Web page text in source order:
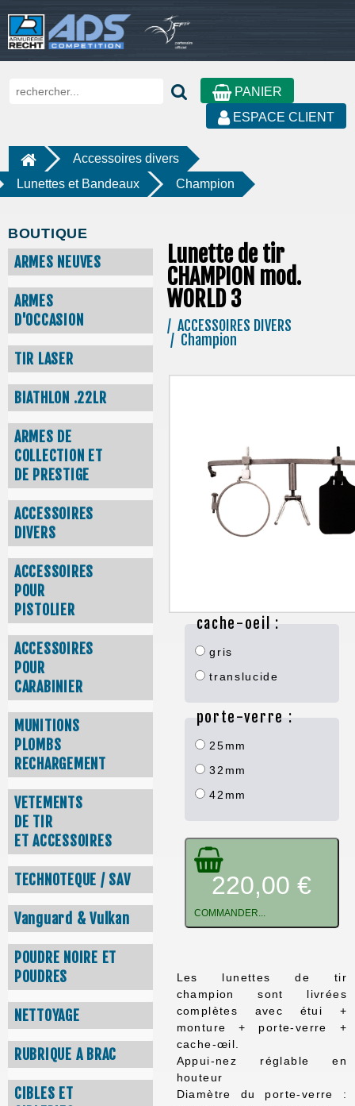
PANIER
ESPACE CLIENT
Accessoires divers
Lunettes et Bandeaux
Champion
BOUTIQUE
ARMES NEUVES
ARMES
D'OCCASION
TIR LASER
BIATHLON .22LR
ARMES DE
COLLECTION ET
DE PRESTIGE
ACCESSOIRES
DIVERS
ACCESSOIRES
POUR
PISTOLIER
ACCESSOIRES
POUR
CARABINIER
MUNITIONS
PLOMBS
RECHARGEMENT
VETEMENTS
DE TIR
ET ACCESSOIRES
TECHNOTEQUE / SAV
Vanguard & Vulkan
POUDRE NOIRE ET
POUDRES
NETTOYAGE
RUBRIQUE A BRAC
CIBLES ET
Lunette de tir
CHAMPION mod.
WORLD 3
/ ACCESSOIRES DIVERS
/ Champion
cache-oeil :
gris
translucide
porte-verre :
25mm
32mm
42mm
220,00 €
COMMANDER...
Les lunettes de tir
champion sont livrées
complètes avec étui +
monture + porte-verre +
cache-œil.
Appui-nez réglable en
houteur
Diamètre du porte-verre :